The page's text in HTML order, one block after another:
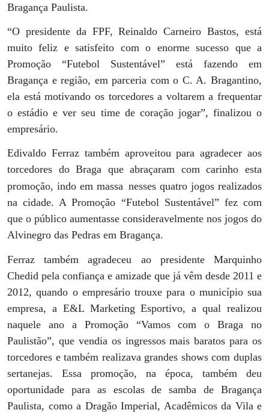
Bragança Paulista.
“O presidente da FPF, Reinaldo Carneiro Bastos, está
muito feliz e satisfeito com o enorme sucesso que a
Promoção “Futebol Sustentável” está fazendo em
Bragança e região, em parceria com o C. A. Bragantino,
ela está motivando os torcedores a voltarem a frequentar
o estádio e ver seu time de coração jogar”, finalizou o
empresário.
Edivaldo Ferraz também aproveitou para agradecer aos
torcedores do Braga que abraçaram com carinho esta
promoção, indo em massa nesses quatro jogos realizados
na cidade. A Promoção “Futebol Sustentável” fez com
que o público aumentasse consideravelmente nos jogos do
Alvinegro das Pedras em Bragança.
Ferraz também agradeceu ao presidente Marquinho
Chedid pela confiança e amizade que já vêm desde 2011 e
2012, quando o empresário trouxe para o município sua
empresa, a E&L Marketing Esportivo, a qual realizou
naquele ano a Promoção “Vamos com o Braga no
Paulistão”, que vendia os ingressos mais baratos para os
torcedores e também realizava grandes shows com duplas
sertanejas. Essa promoção, na época, também deu
oportunidade para as escolas de samba de Bragança
Paulista, como a Dragão Imperial, Acadêmicos da Vila e